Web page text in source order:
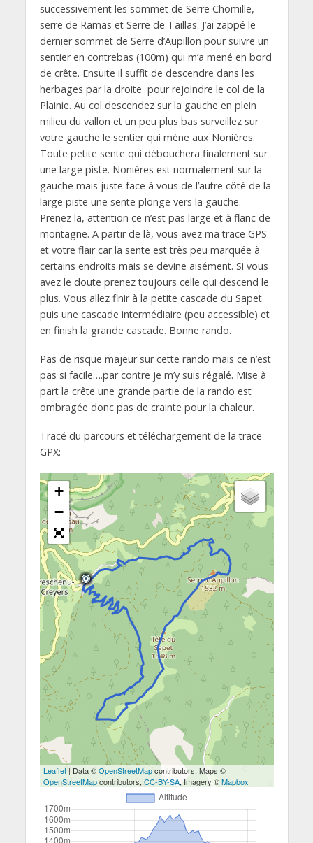
successivement les sommet de Serre Chomille,
serre de Ramas et Serre de Taillas. J’ai zappé le
dernier sommet de Serre d’Aupillon pour suivre un
sentier en contrebas (100m) qui m’a mené en bord
de crête. Ensuite il suffit de descendre dans les
herbages par la droite pour rejoindre le col de la
Plainie. Au col descendez sur la gauche en plein
milieu du vallon et un peu plus bas surveillez sur
votre gauche le sentier qui mène aux Nonières.
Toute petite sente qui débouchera finalement sur
une large piste. Nonières est normalement sur la
gauche mais juste face à vous de l’autre côté de la
large piste une sente plonge vers la gauche.
Prenez la, attention ce n’est pas large et à flanc de
montagne. A partir de là, vous avez ma trace GPS
et votre flair car la sente est très peu marquée à
certains endroits mais se devine aisément. Si vous
avez le doute prenez toujours celle qui descend le
plus. Vous allez finir à la petite cascade du Sapet
puis une cascade intermédiaire (peu accessible) et
en finish la grande cascade. Bonne rando.
Pas de risque majeur sur cette rando mais ce n’est
pas si facile….par contre je m’y suis régalé. Mise à
part la crête une grande partie de la rando est
ombragée donc pas de crainte pour la chaleur.
Tracé du parcours et téléchargement de la trace
GPX:
+
−
Leaflet| Data ©OpenStreetMapcontributors, Maps ©
OpenStreetMapcontributors, CC-BY-SA, Imagery ©Mapbox